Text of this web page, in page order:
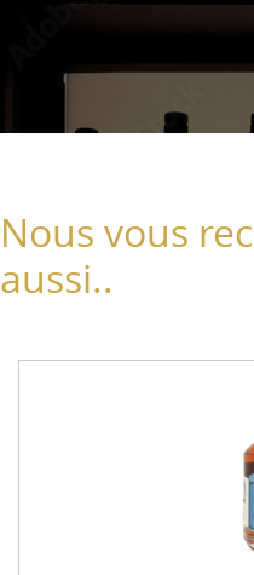
Nous vous
aussi..